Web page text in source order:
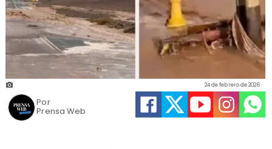
Prensa Web
24 de febrero de 2026
Por